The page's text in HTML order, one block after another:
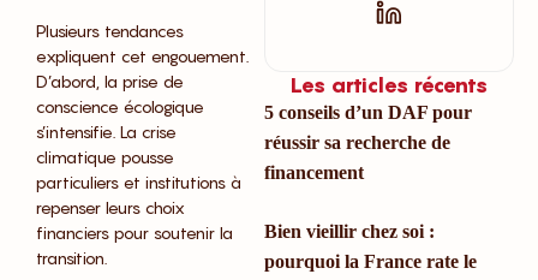
Plusieurs tendances
expliquent cet engouement.
D’abord, la prise de
conscience écologique
s’intensifie. La crise
climatique pousse
particuliers et institutions à
repenser leurs choix
financiers pour soutenir la
transition.
Les articles récents
5 conseils d’un DAF pour
réussir sa recherche de
financement
Bien vieillir chez soi :
pourquoi la France rate le